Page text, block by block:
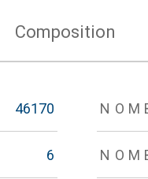
Composition
46170
6